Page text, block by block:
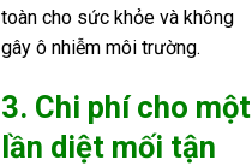
toàn cho sức khỏe và không
gây ô nhiễm môi trường.
3. Chi phí cho một
lần diệt mối tận